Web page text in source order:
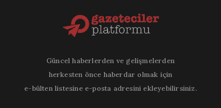
Güncel haberlerden ve gelişmelerden
herkesten önce haberdar olmak için
e-bülten listesine e-posta adresini ekleyebilirsiniz.